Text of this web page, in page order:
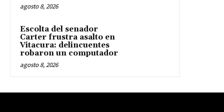
agosto 8, 2026
Escolta del senador
Carter frustra asalto en
Vitacura: delincuentes
robaron un computador
agosto 8, 2026